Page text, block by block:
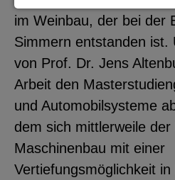
im Weinbau, der bei der
Simmern entstanden ist.
von Prof. Dr. Jens
Arbeit den
und Automobilsysteme
dem sich mittlerweile
Maschinenbau mit einer
Vertiefungsmöglichkeit in
Notwendige
Verwaltung und
Funktionalität
notwendig).
EXTERNE